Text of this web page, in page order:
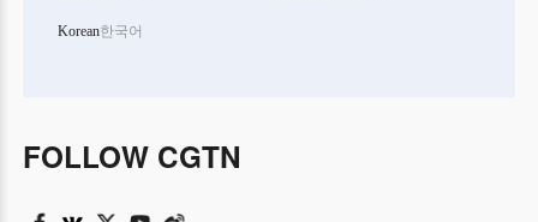
Korean한국어
FOLLOW CGTN